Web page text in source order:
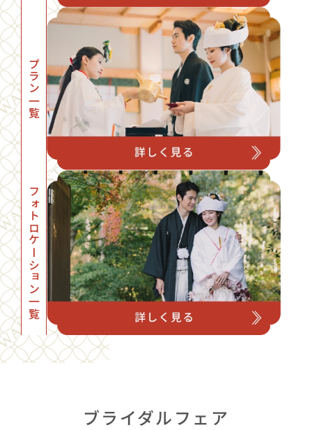
プラン一覧
フォトロケーション一覧
ブライダルフェア